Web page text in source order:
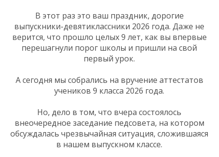
В этот раз это ваш праздник, дорогие
выпускники-девятиклассники 2026 года. Даже не
верится, что прошло целых 9 лет, как вы впервые
перешагнули порог школы и пришли на свой
первый урок.
А сегодня мы собрались на вручение аттестатов
учеников 9 класса 2026 года.
Но, дело в том, что вчера состоялось
внеочередное заседание педсовета, на котором
обсуждалась чрезвычайная ситуация, сложившаяся
в нашем выпускном классе.